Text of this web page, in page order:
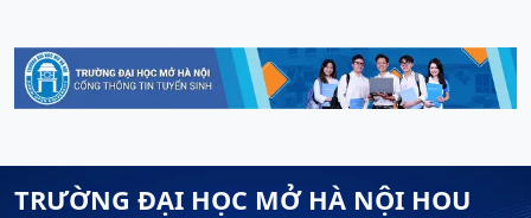
TRƯỜNG ĐẠI HỌC MỞ HÀ NỘI HOU